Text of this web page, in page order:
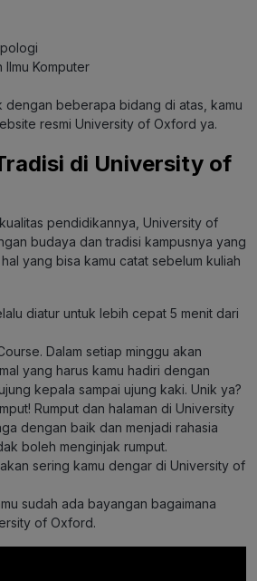
Ilmu Komputer
dengan beberapa bidang di atas, kamu
resmi University of Oxford ya.
di University of
pendidikannya, University of
budaya dan tradisi kampusnya yang
yang bisa kamu catat sebelum kuliah
diatur untuk lebih cepat 5 menit dari
Dalam setiap minggu akan
yang harus kamu hadiri dengan
kepala sampai ujung kaki. Unik ya?
Rumput dan halaman di University
dengan baik dan menjadi rahasia
boleh menginjak rumput.
sering kamu dengar di University of
sudah ada bayangan bagaimana
of Oxford.